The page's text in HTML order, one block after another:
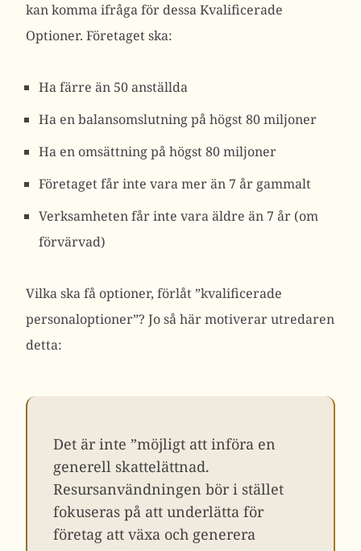
kan komma ifråga för dessa Kvalificerade
Optioner. Företaget ska:
Ha färre än 50 anställda
Ha en balansomslutning på högst 80 miljoner
Ha en omsättning på högst 80 miljoner
Företaget får inte vara mer än 7 år gammalt
Verksamheten får inte vara äldre än 7 år (om
förvärvad)
Vilka ska få optioner, förlåt ”kvalificerade
personaloptioner”? Jo så här motiverar utredaren
detta:
Det är inte ”möjligt att införa en
generell skattelättnad.
Resursanvändningen bör i stället
fokuseras på att underlätta för
företag att växa och generera